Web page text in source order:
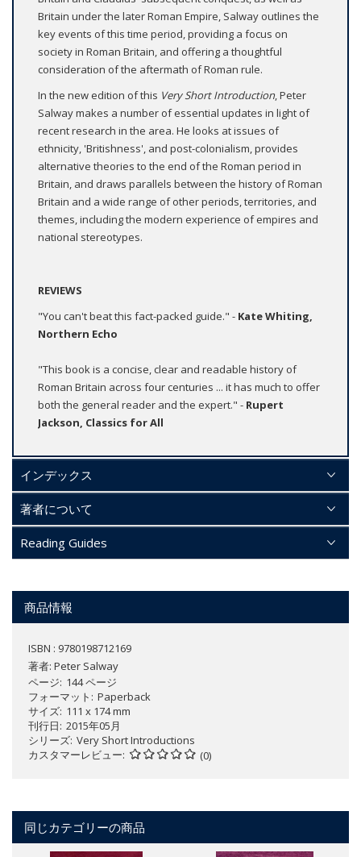
Britain under the later Roman Empire, Salway outlines the
key events of this time period, providing a focus on
society in Roman Britain, and offering a thoughtful
consideration of the aftermath of Roman rule.
In the new edition of this Very Short Introduction, Peter
Salway makes a number of essential updates in light of
recent research in the area. He looks at issues of
ethnicity, 'Britishness', and post-colonialism, provides
alternative theories to the end of the Roman period in
Britain, and draws parallels between the history of Roman
Britain and a wide range of other periods, territories, and
themes, including the modern experience of empires and
national stereotypes.
REVIEWS
"You can't beat this fact-packed guide." - Kate Whiting,
Northern Echo
"This book is a concise, clear and readable history of
Roman Britain across four centuries ... it has much to offer
both the general reader and the expert." - Rupert
Jackson, Classics for All
インデックス
著者について
Reading Guides
商品情報
ISBN : 9780198712169
著者: Peter Salway
ページ 144 ページ
フォーマット
Paperback
サイズ 111 x 174 mm
刊行日 2015年05月
シリーズ Very Short Introductions
カスタマーレビュー
(0)
同じカテゴリーの商品